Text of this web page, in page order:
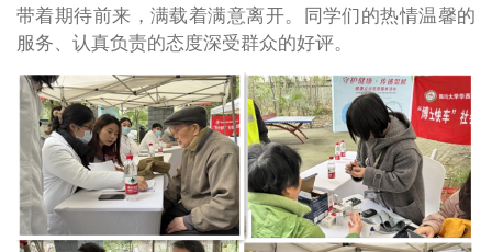
带着期待前来，满载着满意离开。同学们的热情温馨的
服务、认真负责的态度深受群众的好评。